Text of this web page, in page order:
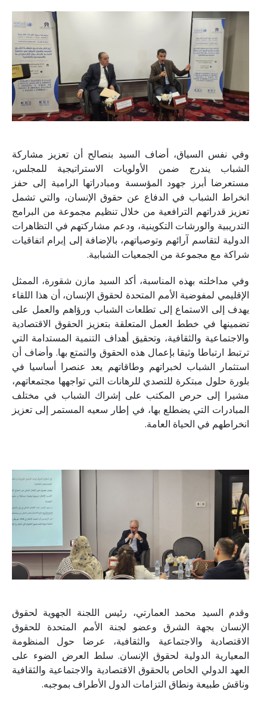
وفي نفس السياق، أضاف السيد بنصالح أن تعزيز مشاركة
الشباب يندرج ضمن الأولويات الاستراتيجية للمجلس،
مستعرضا أبرز جهود المؤسسة ومبادراتها الرامية إلى حفز
انخراط الشباب في الدفاع عن حقوق الإنسان، والتي تشمل
تعزيز قدراتهم الترافعية من خلال تنظيم مجموعة من البرامج
التدريبية والورشات التكوينية، ودعم مشاركتهم في التظاهرات
الدولية لتقاسم آرائهم وتوصياتهم، بالإضافة إلى إبرام اتفاقيات
شراكة مع مجموعة من الجمعيات الشبابية.
وفي مداخلته بهذه المناسبة، أكد السيد مازن شقورة، الممثل
الإقليمي لمفوضية الأمم المتحدة لحقوق الإنسان، أن هذا اللقاء
يهدف إلى الاستماع إلى تطلعات الشباب ورؤاهم والعمل على
تضمينها في خطط العمل المتعلقة بتعزيز الحقوق الاقتصادية
والاجتماعية والثقافية، وتحقيق أهداف التنمية المستدامة التي
ترتبط ارتباطا وثيقا بإعمال هذه الحقوق والتمتع بها. وأضاف أن
استثمار الشباب لخبراتهم وطاقاتهم يعد عنصرا أساسيا في
بلورة حلول مبتكرة للتصدي للرهانات التي تواجهها مجتمعاتهم،
مشيرا إلى حرص المكتب على إشراك الشباب في مختلف
المبادرات التي يضطلع بها، في إطار سعيه المستمر إلى تعزيز
انخراطهم في الحياة العامة.
وقدم السيد محمد العمارتي، رئيس اللجنة الجهوية لحقوق
الإنسان بجهة الشرق وعضو لجنة الأمم المتحدة للحقوق
الاقتصادية والاجتماعية والثقافية، عرضا حول المنظومة
المعيارية الدولية لحقوق الإنسان. سلط العرض الضوء على
العهد الدولي الخاص بالحقوق الاقتصادية والاجتماعية والثقافية
وناقش طبيعة ونطاق التزامات الدول الأطراف بموجبه.